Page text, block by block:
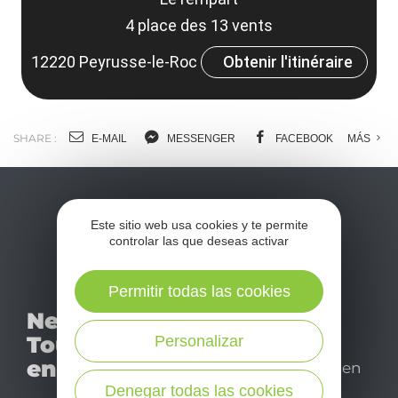
4 place des 13 vents
12220 Peyrusse-le-Roc
Obtenir l'itinéraire
SHARE : E-MAIL MESSENGER FACEBOOK MÁS
Newsletter
Tourismo
en Aveyron
No se pierda nuestro
mensual newsletter y
déjese inspirar para
disfrutar de su estancia en
el Aveyron.
Este sitio web usa cookies y te permite
controlar las que deseas activar
Denegar todas las cookies
Personalizar
Permitir todas las cookies